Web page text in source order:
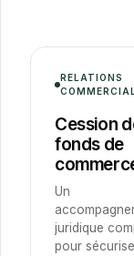
RELATIONS
Cession
fonds de
Un
juridique
pour